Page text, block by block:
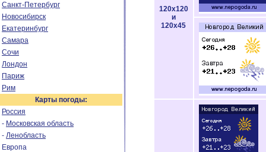
Санкт-Петербург
Новосибирск
Екатеринбург
Самара
Сочи
Лондон
Париж
Рим
Карты погоды:
Россия
- Московская область
- Ленобласть
Европа
120x120
и
120x45